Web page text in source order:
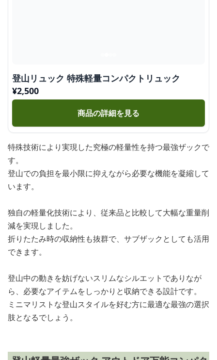
登山リュック 特殊軽量コンパクトリュック
¥2,500
商品の詳細を見る
特殊技術により実現した究極の軽量性を持つ最強ザックで
す。
登山での負担を最小限に抑えながら必要な機能を凝縮して
います。
独自の軽量化技術により、従来品と比較して大幅な重量削
減を実現しました。
折りたたみ時の収納性も抜群で、サブザックとしても活用
できます。
登山中の動きを妨げないスリムなシルエットでありなが
ら、必要なアイテムをしっかりと収納できる設計です。
ミニマリストな登山スタイルを好む方に最適な最強の選択
肢となるでしょう。